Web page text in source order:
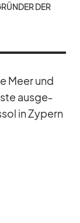
DER
Meer und
aus­ge­
in Zy­pern